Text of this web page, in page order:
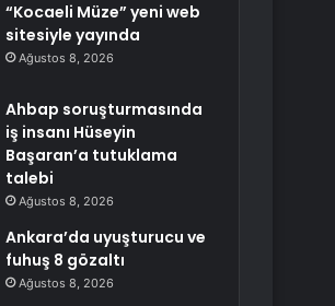
“Kocaeli Müze” yeni web
sitesiyle yayında
Ağustos 8, 2026
Ahbap soruşturmasında
iş insanı Hüseyin
Başaran’a tutuklama
talebi
Ağustos 8, 2026
Ankara’da uyuşturucu ve
fuhuş 8 gözaltı
Ağustos 8, 2026